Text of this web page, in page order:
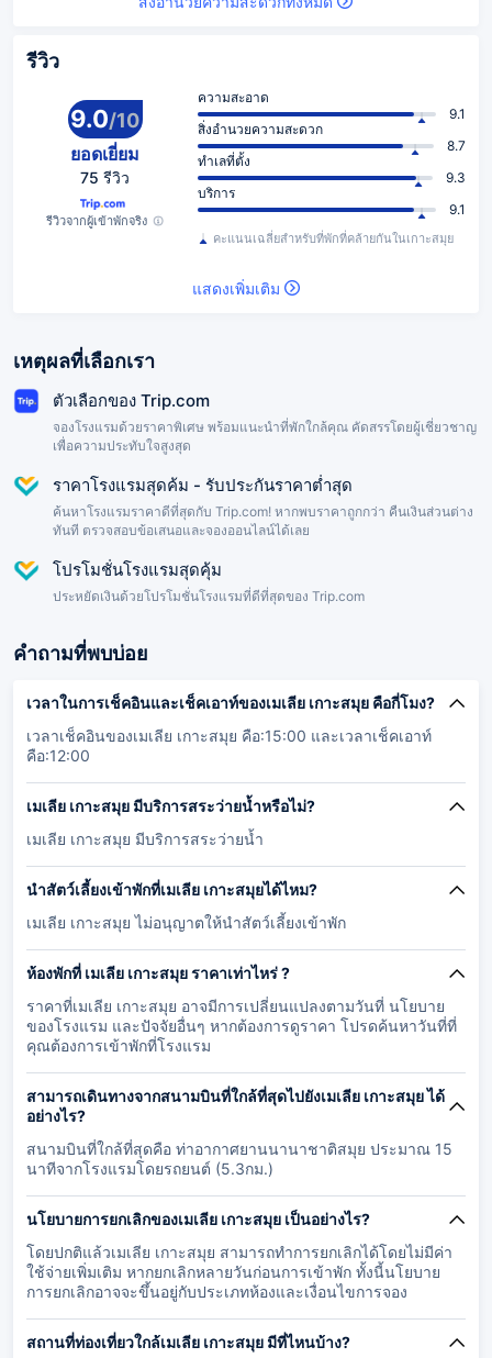
รีวิว
9.0/10
ยอดเยี่ยม
75 รีวิว
รีวิวจากผู้เข้าพักจริง
ความสะอาด
9.1
สิ่งอำนวยความสะดวก
8.7
ทำเลที่ตั้ง
9.3
บริการ
9.1
คะแนนเฉลี่ยสำหรับที่พักที่คล้ายกันในเกาะสมุย
แสดงเพิ่มเติม
เหตุผลที่เลือกเรา
ตัวเลือกของ Trip.com
จองโรงแรมด้วยราคาพิเศษ พร้อมแนะนำที่พักใกล้คุณ คัดสรรโดยผู้เชี่ยวชาญ
เพื่อความประทับใจสูงสุด
ราคาโรงแรมสุดค้ม - รับประกันราคาต่ำสุด
ค้นหาโรงแรมราคาดีที่สุดกับ Trip.com! หากพบราคาถูกกว่า คืนเงินส่วนต่าง
ทันที ตรวจสอบข้อเสนอและจองออนไลน์ได้เลย
โปรโมชั่นโรงแรมสุดคุ้ม
ประหยัดเงินด้วยโปรโมชั่นโรงแรมที่ดีที่สุดของ Trip.com
คำถามที่พบบ่อย
เวลาในการเช็คอินและเช็คเอาท์ของเมเลีย เกาะสมุย คือกี่โมง?
เวลาเช็คอินของเมเลีย เกาะสมุย คือ:15:00 และเวลาเช็คเอาท์
คือ:12:00
เมเลีย เกาะสมุย มีบริการสระว่ายน้ำหรือไม่?
เมเลีย เกาะสมุย มีบริการสระว่ายน้ำ
นำสัตว์เลี้ยงเข้าพักที่เมเลีย เกาะสมุยได้ไหม?
เมเลีย เกาะสมุย ไม่อนุญาตให้นำสัตว์เลี้ยงเข้าพัก
ห้องพักที่ เมเลีย เกาะสมุย ราคาเท่าไหร่ ?
ราคาที่เมเลีย เกาะสมุย อาจมีการเปลี่ยนแปลงตามวันที่ นโยบาย
ของโรงแรม และปัจจัยอื่นๆ หากต้องการดูราคา โปรดค้นหาวันที่ที่
คุณต้องการเข้าพักที่โรงแรม
สามารถเดินทางจากสนามบินที่ใกล้ที่สุดไปยังเมเลีย เกาะสมุย ได้
อย่างไร?
สนามบินที่ใกล้ที่สุดคือ ท่าอากาศยานนานาชาติสมุย ประมาณ 15
นาทีจากโรงแรมโดยรถยนต์ (5.3กม.)
นโยบายการยกเลิกของเมเลีย เกาะสมุย เป็นอย่างไร?
โดยปกติแล้วเมเลีย เกาะสมุย สามารถทำการยกเลิกได้โดยไม่มีค่า
ใช้จ่ายเพิ่มเติม หากยกเลิกหลายวันก่อนการเข้าพัก ทั้งนี้นโยบาย
การยกเลิกอาจจะขึ้นอยู่กับประเภทห้องและเงื่อนไขการจอง
สถานที่ท่องเที่ยวใกล้เมเลีย เกาะสมุย มีที่ไหนบ้าง?